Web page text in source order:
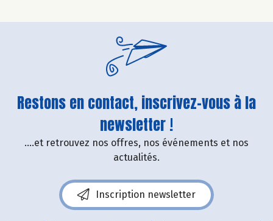
Restons en contact, inscrivez-vous à la
newsletter !
....et retrouvez nos offres, nos événements et nos
actualités.
Inscription newsletter